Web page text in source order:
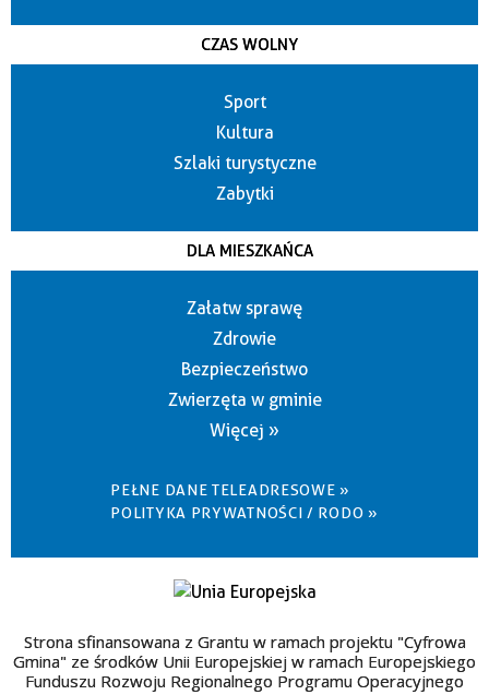
CZAS WOLNY
Sport
Kultura
Szlaki turystyczne
Zabytki
DLA MIESZKAŃCA
Załatw sprawę
Zdrowie
Bezpieczeństwo
Zwierzęta w gminie
Więcej »
PEŁNE DANE TELEADRESOWE »
POLITYKA PRYWATNOŚCI / RODO »
Strona sfinansowana z Grantu w ramach projektu "Cyfrowa
Gmina" ze środków Unii Europejskiej w ramach Europejskiego
Funduszu Rozwoju Regionalnego Programu Operacyjnego